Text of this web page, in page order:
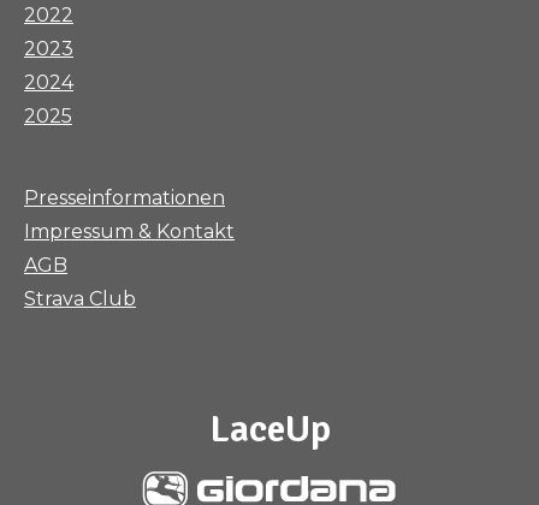
2022
2023
2024
2025
Presseinformationen
Impressum & Kontakt
AGB
Strava Club
LaceUp